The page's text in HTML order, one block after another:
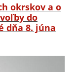
okrskov a o
do
dňa 8. júna